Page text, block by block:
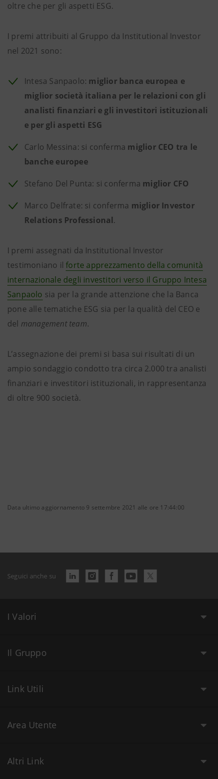
oltre che per gli aspetti ESG.
I premi attribuiti al Gruppo da Institutional Investor
nel 2021 sono:
Intesa Sanpaolo: miglior banca europea e
miglior società italiana per le relazioni con gli
analisti finanziari e gli investitori istituzionali
e per gli aspetti ESG
Carlo Messina: si conferma miglior CEO tra le
banche europee
Stefano Del Punta: si conferma miglior CFO
Marco Delfrate: si conferma miglior Investor
Relations Professional.
I premi assegnati da Institutional Investor
testimoniano ilforte apprezzamento della comunità
internazionale degli investitori verso il Gruppo Intesa
Sanpaolo sia per la grande attenzione che la Banca
pone alle tematiche ESG sia per la qualità del CEO e
del management team.
L’assegnazione dei premi si basa sui risultati di un
ampio sondaggio condotto tra circa 2.000 tra analisti
finanziari e investitori istituzionali, in rappresentanza
di oltre 900 società.
Data ultimo aggiornamento 9 settembre 2021 alle ore 17:44:00
Seguici anche su
I Valori
Il Gruppo
Link Utili
Area Utente
Altri Link